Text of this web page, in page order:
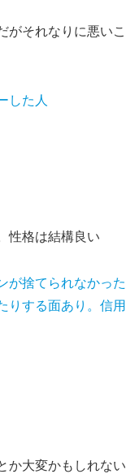
がそれなりに悪いこ
した人
性格は結構良い
が捨てられなかった
りする面あり。信用
か大変かもしれない